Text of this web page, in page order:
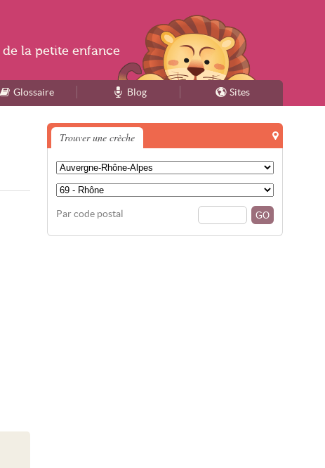
Glossaire Blog Sites
Trouver une crèche
Par code postal
de la petite enfance